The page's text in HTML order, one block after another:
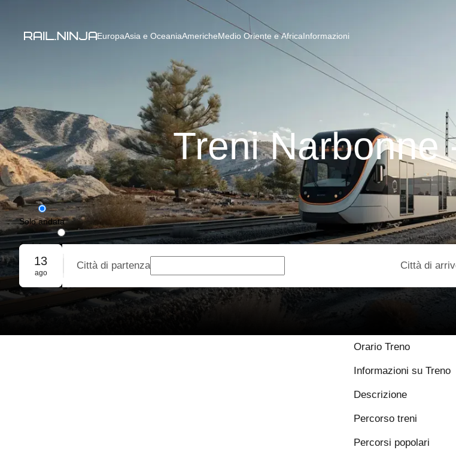
EuropaAsia e OceaniaAmericheMedio Oriente e AfricaInformazioni
Treni Narbonne
Solo andata
Andata e ritorno
Prenotazione di gruppo
13
ago
Città di partenza Città di
Orario Treno
Informazioni su Treno
Descrizione
Percorso treni
Percorsi popolari